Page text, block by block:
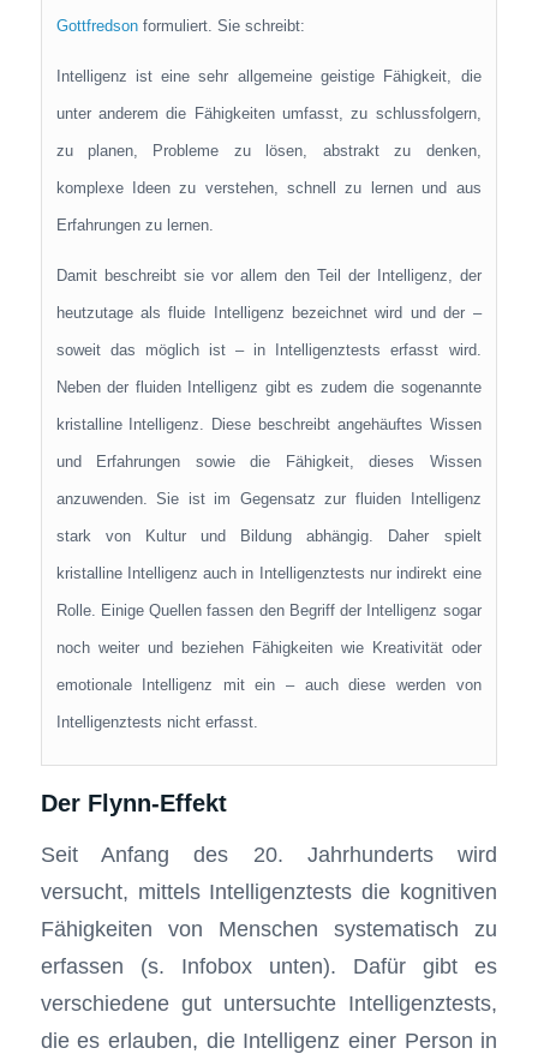
Gottfredsonformuliert. Sie schreibt:
Intelligenz ist eine sehr allgemeine geistige Fähigkeit, die
unter anderem die Fähigkeiten umfasst, zu schlussfolgern,
zu planen, Probleme zu lösen, abstrakt zu denken,
komplexe Ideen zu verstehen, schnell zu lernen und aus
Erfahrungen zu lernen.
Damit beschreibt sie vor allem den Teil der Intelligenz, der
heutzutage als fluide Intelligenz bezeichnet wird und der –
soweit das möglich ist – in Intelligenztests erfasst wird.
Neben der fluiden Intelligenz gibt es zudem die sogenannte
kristalline Intelligenz. Diese beschreibt angehäuftes Wissen
und Erfahrungen sowie die Fähigkeit, dieses Wissen
anzuwenden. Sie ist im Gegensatz zur fluiden Intelligenz
stark von Kultur und Bildung abhängig. Daher spielt
kristalline Intelligenz auch in Intelligenztests nur indirekt eine
Rolle. Einige Quellen fassen den Begriff der Intelligenz sogar
noch weiter und beziehen Fähigkeiten wie Kreativität oder
emotionale Intelligenz mit ein – auch diese werden von
Intelligenztests nicht erfasst.
Der Flynn-Effekt
Seit Anfang des 20. Jahrhunderts wird
versucht, mittels Intelligenztests die kognitiven
Fähigkeiten von Menschen systematisch zu
erfassen (s. Infobox unten). Dafür gibt es
verschiedene gut untersuchte Intelligenztests,
die es erlauben, die Intelligenz einer Person in